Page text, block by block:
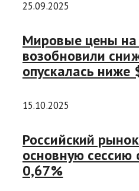
25.09.2025
Мировые цены
возобновили
опускалась ниже
15.10.2025
Российский
основную сессию
0,67%